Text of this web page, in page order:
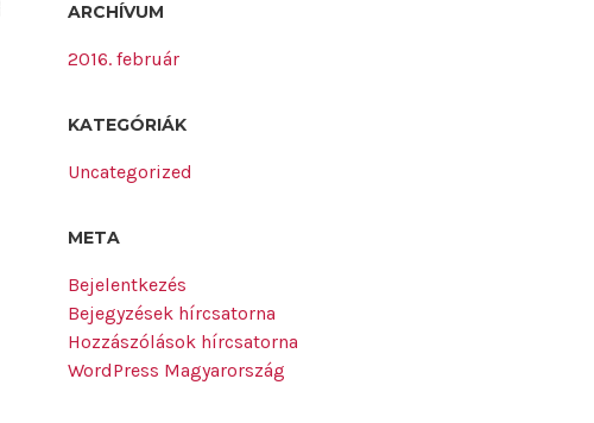
ARCHÍVUM
2016. február
KATEGÓRIÁK
Uncategorized
META
Bejelentkezés
Bejegyzések hírcsatorna
Hozzászólások hírcsatorna
WordPress Magyarország